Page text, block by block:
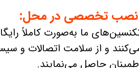
ما به‌صورت کاملاً
و از سلامت اتصالات و
حاصل می‌نمایند.
تخصصی در محل: